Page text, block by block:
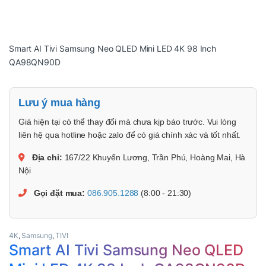
Smart AI Tivi Samsung Neo QLED Mini LED 4K 98 Inch
QA98QN90D
Lưu ý mua hàng
Giá hiện tại có thể thay đổi mà chưa kịp báo trước. Vui lòng
liên hệ qua hotline hoặc zalo để có giá chính xác và tốt nhất.
Địa chỉ: 167/22 Khuyến Lương, Trần Phú, Hoàng Mai, Hà
Nội
Gọi đặt mua: 086.905.1288 (8:00 - 21:30)
4K, Samsung,TIVI
Smart AI Tivi Samsung Neo QLED